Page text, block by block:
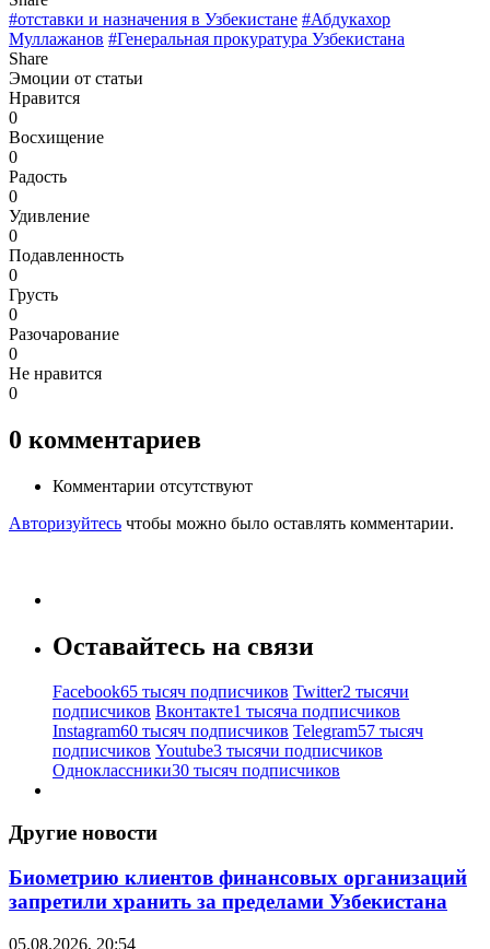
#отставки и назначения в Узбекистане #Абдукахор
Муллажанов #Генеральная прокуратура Узбекистана
Share
Эмоции от статьи
Нравится
0
Восхищение
0
Радость
0
Удивление
0
Подавленность
0
Грусть
0
Разочарование
0
Не нравится
0
0 комментариев
Комментарии отсутствуют
Авторизуйтесь чтобы можно было оставлять комментарии.
Оставайтесь на связи
Facebook65 тысяч подписчиков Twitter2 тысячи
подписчиков Вконтакте1 тысяча подписчиков
Instagram60 тысяч подписчиков Telegram57 тысяч
подписчиков Youtube3 тысячи подписчиков
Одноклассники30 тысяч подписчиков
Другие новости
Биометрию клиентов финансовых организаций
запретили хранить за пределами Узбекистана
05.08.2026, 20:54